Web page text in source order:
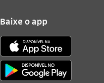
Baixe o app